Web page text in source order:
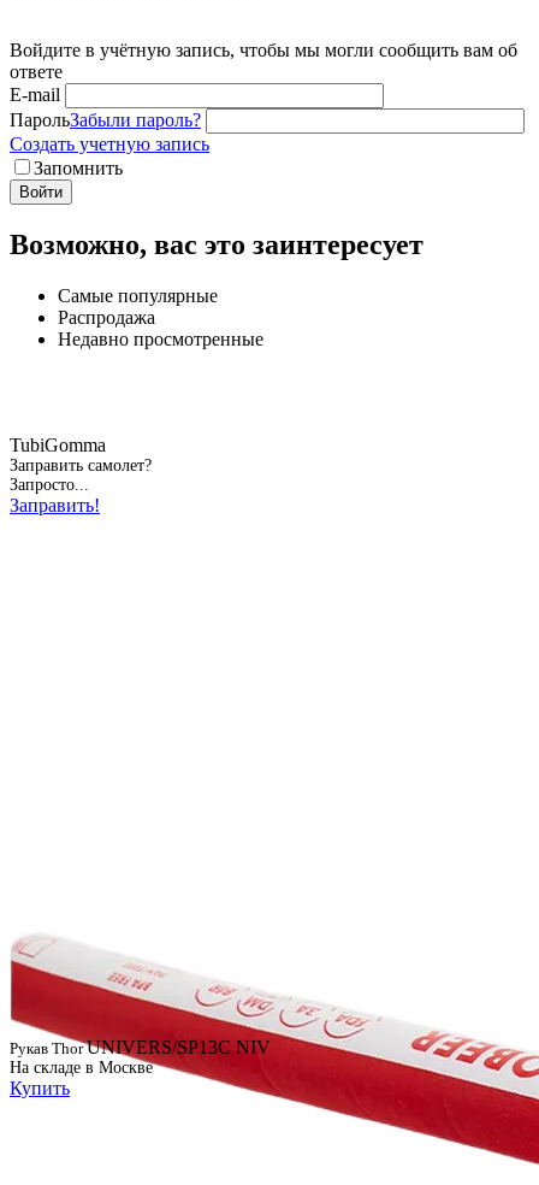
Войдите в учётную запись, чтобы мы могли сообщить вам об
ответе
E-mail
ПарольЗабыли пароль?
Создать учетную запись
Запомнить
Войти
Возможно, вас это заинтересует
Самые популярные
Распродажа
Недавно просмотренные
TubiGomma
Заправить самолет?
Запросто...
Заправить!
Рукав ThorUNIVERS/SP13C NIV
На складе в Москве
Купить